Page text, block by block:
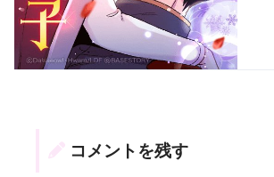
コメントを残す